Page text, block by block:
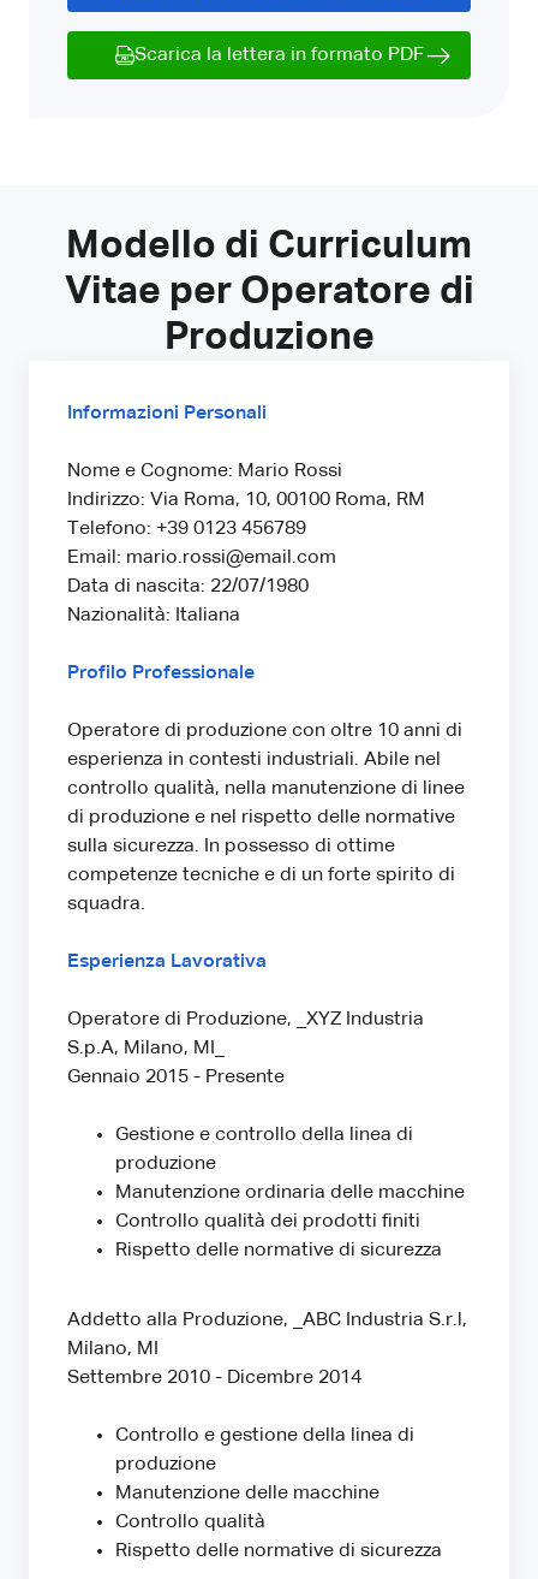
Scarica la lettera in formato PDF
Modello di Curriculum
Vitae per Operatore di
Produzione
Informazioni Personali
Nome e Cognome: Mario Rossi
Indirizzo: Via Roma, 10, 00100 Roma, RM
Telefono: +39 0123 456789
Email: mario.rossi@email.com
Data di nascita: 22/07/1980
Nazionalità: Italiana
Profilo Professionale
Operatore di produzione con oltre 10 anni di
esperienza in contesti industriali. Abile nel
controllo qualità, nella manutenzione di linee
di produzione e nel rispetto delle normative
sulla sicurezza. In possesso di ottime
competenze tecniche e di un forte spirito di
squadra.
Esperienza Lavorativa
Operatore di Produzione, _XYZ Industria
S.p.A, Milano, MI_
Gennaio 2015 - Presente
Gestione e controllo della linea di
produzione
Manutenzione ordinaria delle macchine
Controllo qualità dei prodotti finiti
Rispetto delle normative di sicurezza
Addetto alla Produzione, _ABC Industria S.r.l,
Milano, MI
Settembre 2010 - Dicembre 2014
Controllo e gestione della linea di
produzione
Manutenzione delle macchine
Controllo qualità
Rispetto delle normative di sicurezza